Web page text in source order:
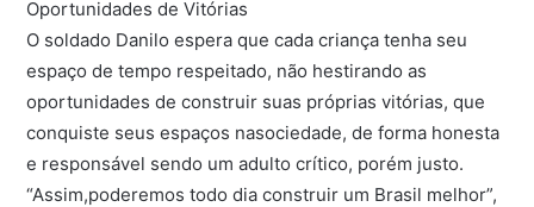
Oportunidades de Vitórias
O soldado Danilo espera que cada criança tenha seu
espaço de tempo respeitado, não hestirando as
oportunidades de construir suas próprias vitórias, que
conquiste seus espaços nasociedade, de forma honesta
e responsável sendo um adulto crítico, porém justo.
“Assim,poderemos todo dia construir um Brasil melhor”,